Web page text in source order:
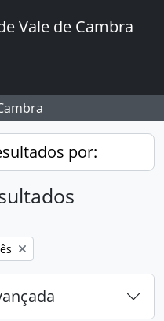
Vale de Cambra
por:
filtro: